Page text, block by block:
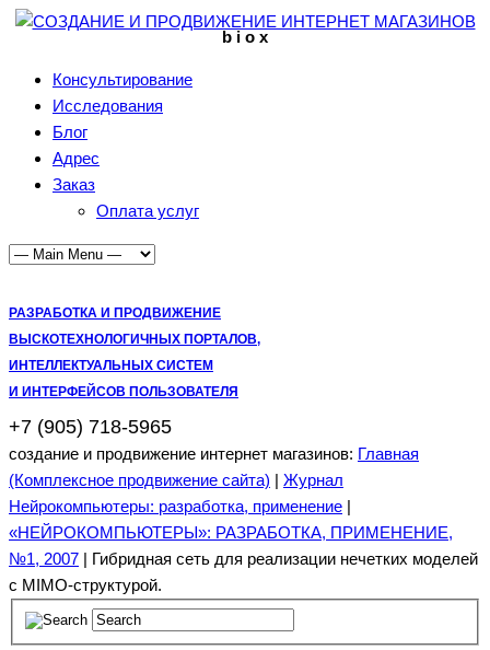
b i o x
Консультирование
Исследования
Блог
Адрес
Заказ
Оплата услуг
РАЗРАБОТКА И ПРОДВИЖЕНИЕ
ВЫСКОТЕХНОЛОГИЧНЫХ ПОРТАЛОВ,
ИНТЕЛЛЕКТУАЛЬНЫХ СИСТЕМ
И ИНТЕРФЕЙСОВ ПОЛЬЗОВАТЕЛЯ
+7 (905) 718-5965
создание и продвижение интернет магазинов: Главная
(Комплексное продвижение сайта) | Журнал
Нейрокомпьютеры: разработка, применение |
«НЕЙРОКОМПЬЮТЕРЫ»: РАЗРАБОТКА, ПРИМЕНЕНИЕ,
№1, 2007 | Гибридная сеть для реализации нечетких моделей
с MIMO-структурой.